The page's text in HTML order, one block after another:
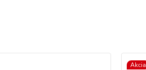
Akcia